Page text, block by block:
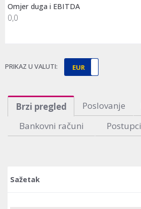
Omjer duga i EBITDA
0,0
PRIKAZ U VALUTI: EUR
Brzi pregled Poslovanje
Bankovni računi
Postupci
Sažetak